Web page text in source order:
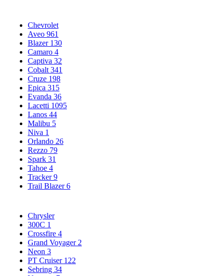
Chevrolet
Aveo 961
Blazer 130
Camaro 4
Captiva 32
Cobalt 341
Cruze 198
Epica 315
Evanda 36
Lacetti 1095
Lanos 44
Malibu 5
Niva 1
Orlando 26
Rezzo 79
Spark 31
Tahoe 4
Tracker9
Trail Blazer6
Chrysler
300C 1
Crossfire 4
Grand Voyager 2
Neon 3
PT Cruiser 122
Sebring 34